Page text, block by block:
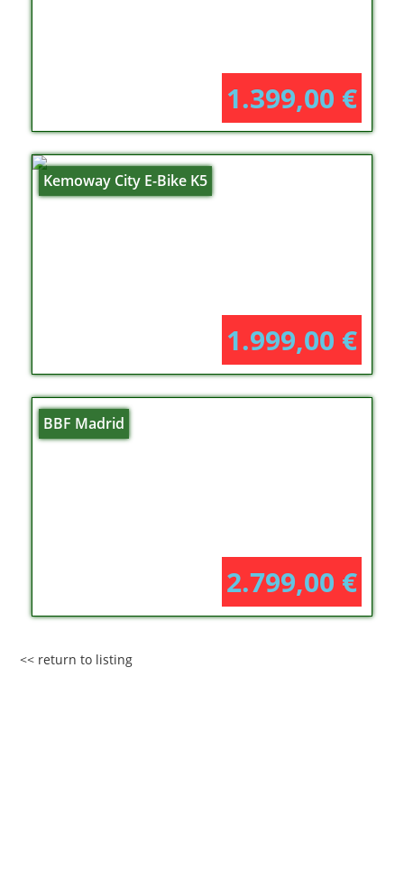
1.399,00 €
Kemoway City E-Bike K5
1.999,00 €
BBF Madrid
2.799,00 €
<< return to listing